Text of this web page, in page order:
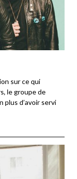
sur ce qui
le groupe de
plus d’avoir servi